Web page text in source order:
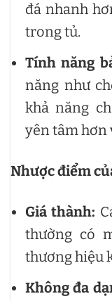
đá nhanh
trong tủ.
Tính năng
năng như
khả năng
yên tâm hơn
Nhược điểm
Giá thành:
thường có
thương hiệu
Không đa